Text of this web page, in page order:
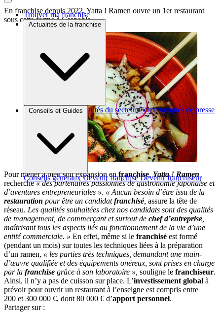
Trouver ma franchise
Actualités de la franchise
Brèves et actus Actualités du secteur Communiqués de presse
Conseils et Guides
Conseils généraux Devenir franchisé Devenir franchiseur
En franchise depuis 2022, Yatta ! Ramen ouvre un 1er restaurant
sous cette forme à Grenoble
Pour mener à bien son expansion en franchise, Yatta ! Ramen
recherche« des partenaires passionnés de gastronomie japonaise et
d’aventures entrepreneuriales ». « Aucun besoin d’être issu de la
restauration pour être un candidatfranchisé, assure la tête de
réseau. Les qualités souhaitées chez nos candidats sont des qualités
de management, de commerçant et surtout de chef d’entreprise
maîtrisant tous les aspects liés au fonctionnement de la vie d’une
entité commerciale. » En effet, même si le franchisé est formé
(pendant un mois) sur toutes les techniques liées à la préparation
d’un ramen, « les parties très techniques, demandant une main-
d’œuvre qualifiée et des équipements onéreux, sont prises en charge
par la franchise grâce à son laboratoire », souligne le franchiseur.
Ainsi, il n’y a pas de cuisson sur place. L’investissement global à
prévoir pour ouvrir un restaurant à l’enseigne est compris entre
200 et 300 000 €, dont 80 000 € d’apport personnel.
Partager sur :